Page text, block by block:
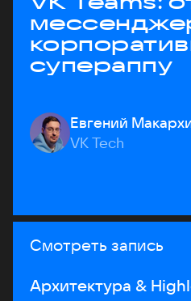
супераппу
Евгений
VK Tech
Смотреть запись
Архитектура &